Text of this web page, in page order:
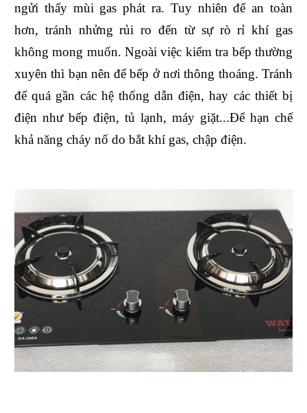
ngửi thấy mùi gas phát ra. Tuy nhiên để an toàn
hơn, tránh nhửng rủi ro đến từ sự rò rỉ khí gas
không mong muốn. Ngoài việc kiểm tra bếp thường
xuyên thì bạn nên để bếp ở nơi thông thoáng. Tránh
để quá gần các hệ thống dẫn điện, hay các thiết bị
điện như bếp điện, tủ lạnh, máy giặt...Để hạn chế
khả năng cháy nổ do bắt khí gas, chập điện.